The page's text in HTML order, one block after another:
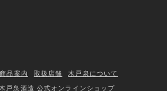
商品案内 取扱店舗 木戸泉について
木戸泉酒造 公式オンラインショップ